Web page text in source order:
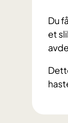
Du
et